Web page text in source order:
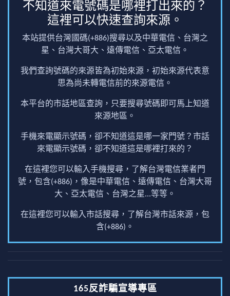
不知道來電號碼是哪裡打出來的？
這裡可以快速查詢來源。
本站提供台灣國碼(+886)搜尋以及中華電信、台灣之
星、台灣大哥大、遠傳電信、亞太電信。
我們查詢號碼的來源皆為初始來源，初始來源代表意
思為尚未轉電信前的來源電信。
本平台的市話地區查詢，只要搜尋號碼即可馬上知道
來源地區。
手機來電顯示號碼，卻不知道這是哪一家門號？市話
來電顯示號碼，卻不知道這是哪裡打來的？
在這裡您可以輸入手機搜尋，了解台灣電信業者門
號，包含(+886)，像是中華電信、遠傳電信、台灣大哥
大、亞太電信、台灣之星...等等。
在這裡您可以輸入市話搜尋，了解台灣市話來源，包
含(+886)。
165反詐騙宣導專區